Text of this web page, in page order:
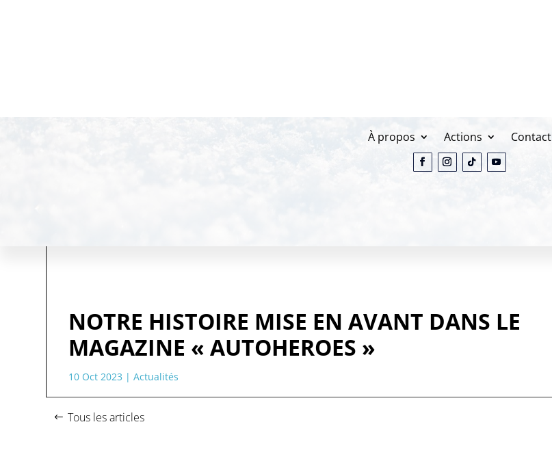
À propos
Actions Contact
NOTRE HISTOIRE MISE EN AVANT DANS LE
MAGAZINE « AUTOHEROES »
10 Oct 2023 |Actualités
Tous les articles